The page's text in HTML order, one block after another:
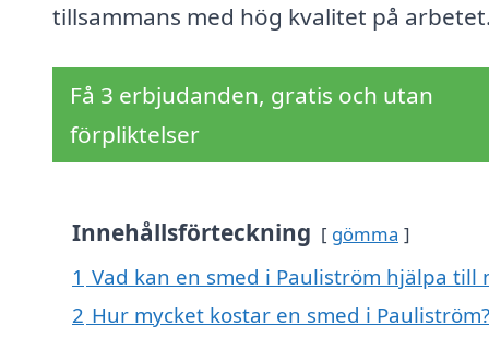
tillsammans med hög kvalitet på arbetet.
Få 3 erbjudanden, gratis och utan
förpliktelser
Innehållsförteckning gömma
1 Vad kan en smed i Pauliström hjälpa till
2 Hur mycket kostar en smed i Pauliström?